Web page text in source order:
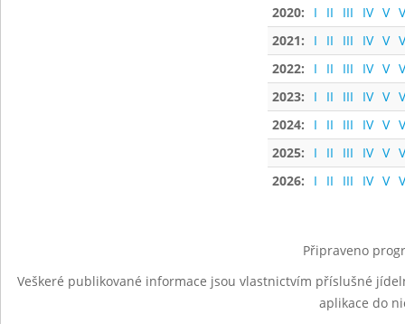
2020:
I II III IV V
2021:
I II III IV V
2022:
I II III IV V
2023:
I II III IV V
2024:
I II III IV V
2025:
I II III IV V
2026:
I II III IV V
Připraveno
Veškeré publikované informace jsou vlastnictvím příslušné
aplikace do